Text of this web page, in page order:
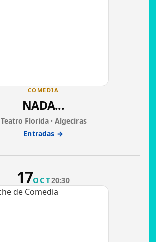
COMEDIA
NADA...
Teatro Florida · Algeciras
Entradas →
17OCT20:30